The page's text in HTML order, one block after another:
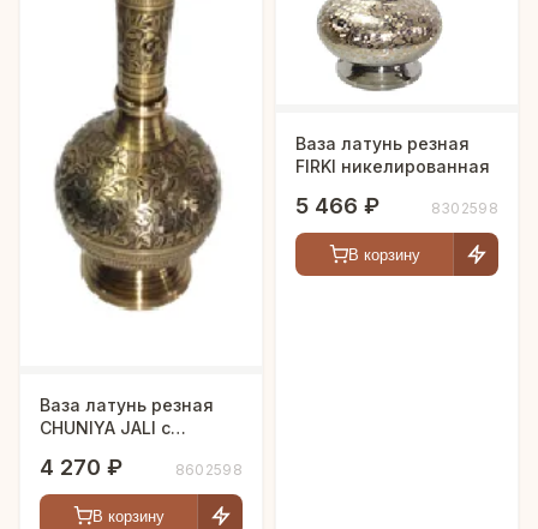
Ваза латунь резная
CHUNIYA JALI с
4 270 ₽ 8602598
В корзину
Ваза латунь резная
FIRKI никелированная
5 466 ₽ 8302598
В корзину